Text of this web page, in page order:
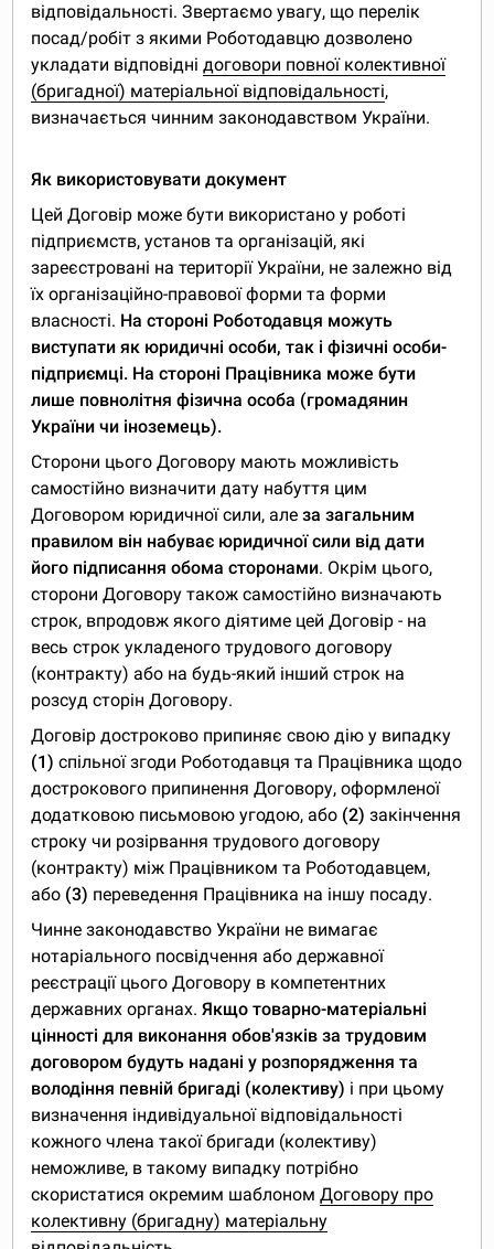
відповідальності. Звертаємо увагу, що перелік
посад/робіт з якими Роботодавцю дозволено
укладати відповіднідоговори повної колективної
(бригадної) матеріальної відповідальності,
визначається чинним законодавством України.
Як використовувати документ
Цей Договір може бути використано у роботі
підприємств, установ та організацій, які
зареєстровані на території України, не залежно від
їх організаційно-правової форми та форми
власності. На стороні Роботодавця можуть
виступати як юридичні особи, так і фізичні особи-
підприємці. На стороні Працівника може бути
лише повнолітня фізична особа (громадянин
України чи іноземець).
Сторони цього Договору мають можливість
самостійно визначити дату набуття цим
Договором юридичної сили, але за загальним
правилом він набуває юридичної сили від дати
його підписання обома сторонами. Окрім цього,
сторони Договору також самостійно визначають
строк, впродовж якого діятиме цей Договір - на
весь строк укладеного трудового договору
(контракту) або на будь-який інший строк на
розсуд сторін Договору.
Договір достроково припиняє свою дію у випадку
(1) спільної згоди Роботодавця та Працівника щодо
дострокового припинення Договору, оформленої
додатковою письмовою угодою, або (2) закінчення
строку чи розірвання трудового договору
(контракту) між Працівником та Роботодавцем,
або (3) переведення Працівника на іншу посаду.
Чинне законодавство України не вимагає
нотаріального посвідчення або державної
реєстрації цього Договору в компетентних
державних органах.Якщо товарно-матеріальні
цінності для виконання обов'язків за трудовим
договором будуть надані у розпорядження та
володіння певній бригаді (колективу) і при цьому
визначення індивідуальної відповідальності
кожного члена такої бригади (колективу)
неможливе, в такому випадку потрібно
скористатися окремим шаблономДоговору про
колективну (бригадну) матеріальну